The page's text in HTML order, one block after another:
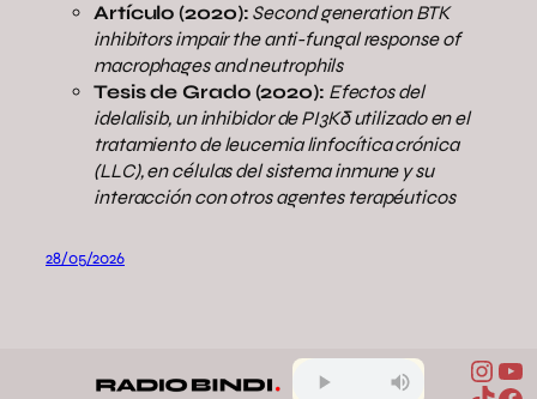
Artículo (2020): Second generation BTK
inhibitors impair the anti-fungal response of
macrophages and neutrophils
Tesis de Grado (2020): Efectos del
idelalisib, un inhibidor de PI3Kδ utilizado en el
tratamiento de leucemia linfocítica crónica
(LLC), en células del sistema inmune y su
interacción con otros agentes terapéuticos
28/05/2026